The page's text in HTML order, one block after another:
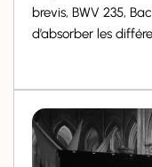
brevis, BWV 235,
d’absorber les